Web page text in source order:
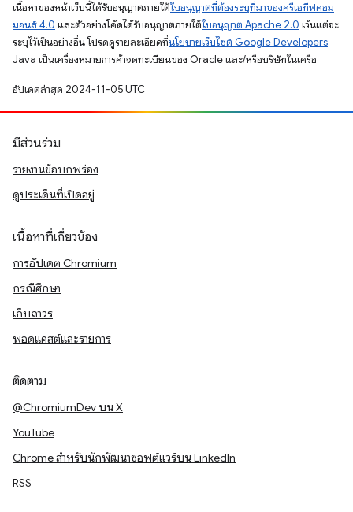
เนื้อหาของหน้าเว็บนี้ได้รับอนุญาตภายใต้ใบอนุญาตที่ต้องระบุที่มาของครีเอทีฟคอม
มอนส์ 4.0 และตัวอย่างโค้ดได้รับอนุญาตภายใต้ใบอนุญาต Apache 2.0 เว้นแต่จะ
ระบุไว้เป็นอย่างอื่น โปรดดูรายละเอียดที่นโยบายเว็บไซต์ Google Developers
Java เป็นเครื่องหมายการค้าจดทะเบียนของ Oracle และ/หรือบริษัทในเครือ
อัปเดตล่าสุด 2024-11-05 UTC
มีส่วนร่วม
รายงานข้อบกพร่อง
ดูประเด็นที่เปิดอยู่
เนื้อหาที่เกี่ยวข้อง
การอัปเดต Chromium
กรณีศึกษา
เก็บถาวร
พอดแคสต์และรายการ
ติดตาม
@ChromiumDev บน X
YouTube
Chrome สำหรับนักพัฒนาซอฟต์แวร์บน LinkedIn
RSS